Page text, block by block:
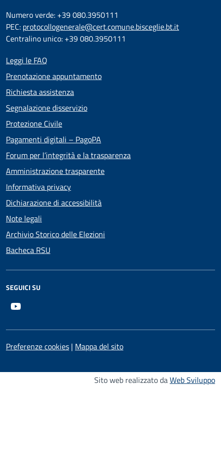
Numero verde: +39 080.3950111
PEC: protocollogenerale@cert.comune.bisceglie.bt.it
Centralino unico: +39 080.3950111
Leggi le FAQ
Prenotazione appuntamento
Richiesta assistenza
Segnalazione disservizio
Protezione Civile
Pagamenti digitali – PagoPA
Forum per l’integrità e la trasparenza
Amministrazione trasparente
Informativa privacy
Dichiarazione di accessibilità
Note legali
Archivio Storico delle Elezioni
Bacheca RSU
SEGUICI SU
Preferenze cookies | Mappa del sito
Sito web realizzato daWeb Sviluppo